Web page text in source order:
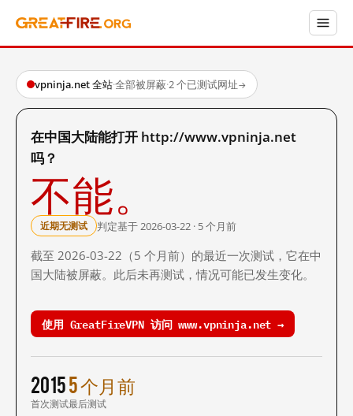
vpninja.net 全站·全部被屏蔽·2 个已测试网址→
在中国大陆能打开 http://www.vpninja.net
吗？
不能。
近期无测试 判定基于 2026-03-22 · 5 个月前
截至 2026-03-22（5 个月前）的最近一次测试，它在中
国大陆被屏蔽。此后未再测试，情况可能已发生变化。
使用 GreatFireVPN 访问 www.vpninja.net →
2015
首次测试
5 个月前
最后测试